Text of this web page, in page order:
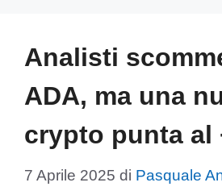
Analisti
ADA, ma una
crypto punta al
7 Aprile 2025 di Pasquale